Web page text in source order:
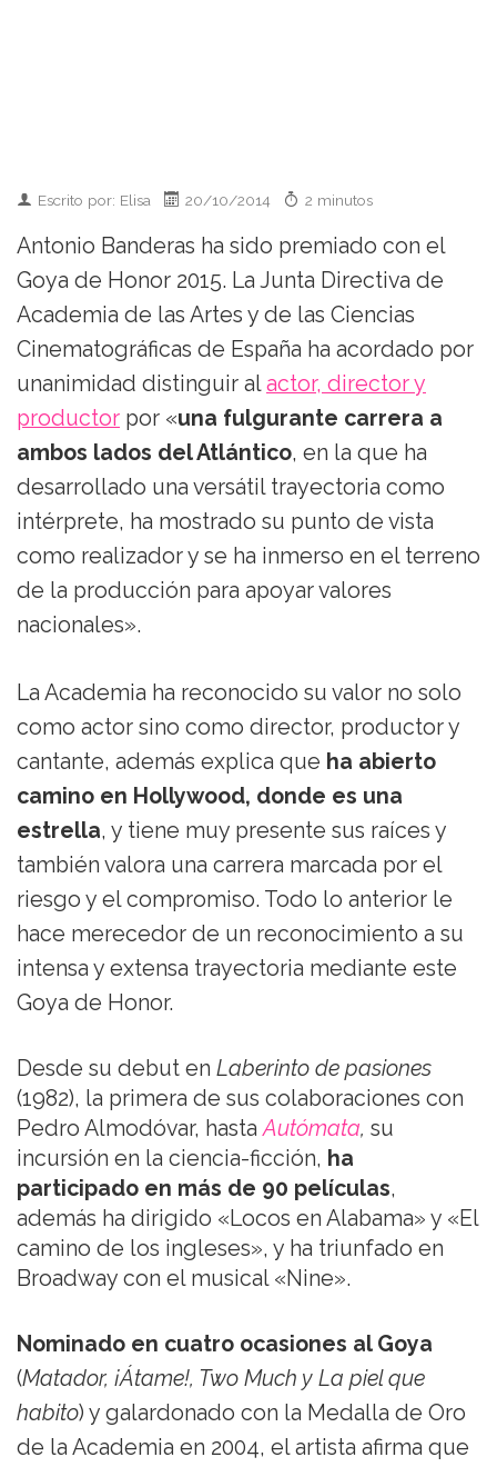
Escrito por: Elisa 20/10/2014 2 minutos
Antonio Banderas ha sido premiado con el
Goya de Honor 2015. La Junta Directiva de
Academia de las Artes y de las Ciencias
Cinematográficas de España ha acordado por
unanimidad distinguir alactor, director y
productor por «una fulgurante carrera a
ambos lados del Atlántico, en la que ha
desarrollado una versátil trayectoria como
intérprete, ha mostrado su punto de vista
como realizador y se ha inmerso en el terreno
de la producción para apoyar valores
nacionales».
La Academia ha reconocido su valor no solo
como actor sino como director, productor y
cantante, además explica que ha abierto
camino en Hollywood, donde es una
estrella, y tiene muy presente sus raíces y
también valora una carrera marcada por el
riesgo y el compromiso. Todo lo anterior le
hace merecedor de un reconocimiento a su
intensa y extensa trayectoria mediante este
Goya de Honor.
Desde su debut en Laberinto de pasiones
(1982), la primera de sus colaboraciones con
Pedro Almodóvar, hasta Autómata, su
incursión en la ciencia-ficción, ha
participado en más de 90 películas,
además ha dirigido «Locos en Alabama» y «El
camino de los ingleses», y ha triunfado en
Broadway con el musical «Nine».
Nominado en cuatro ocasiones al Goya
(Matador, ¡Átame!, Two Much y La piel que
habito) y galardonado con la Medalla de Oro
de la Academia en 2004, el artista afirma que